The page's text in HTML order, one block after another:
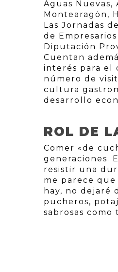
Aguas Nuevas,
Montearagón,
Las Jornadas
de
Diputación
Cuentan
interés para el
número de
cultura
desarrollo
ROL DE
Comer «de
generaciones.
resistir una
me parece
hay, no dejaré
pucheros,
sabrosas como